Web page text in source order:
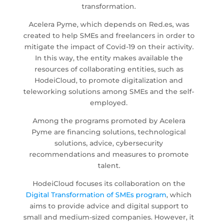
transformation.
Acelera Pyme, which depends on Red.es, was
created to help SMEs and freelancers in order to
mitigate the impact of Covid-19 on their activity.
In this way, the entity makes available the
resources of collaborating entities, such as
HodeiCloud, to promote digitalization and
teleworking solutions among SMEs and the self-
employed.
Among the programs promoted by Acelera
Pyme are financing solutions, technological
solutions, advice, cybersecurity
recommendations and measures to promote
talent.
HodeiCloud focuses its collaboration on the
Digital Transformation of SMEs program, which
aims to provide advice and digital support to
small and medium-sized companies. However, it